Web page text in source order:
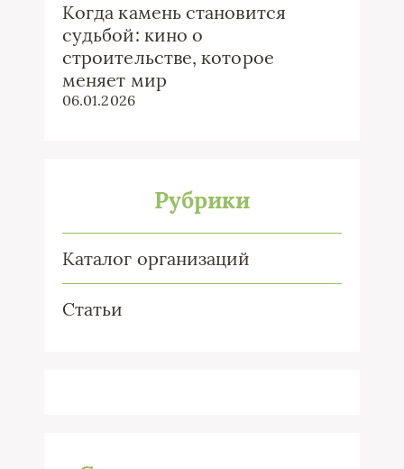
Когда камень становится
судьбой: кино о
строительстве, которое
меняет мир
06.01.2026
Рубрики
Каталог организаций
Статьи